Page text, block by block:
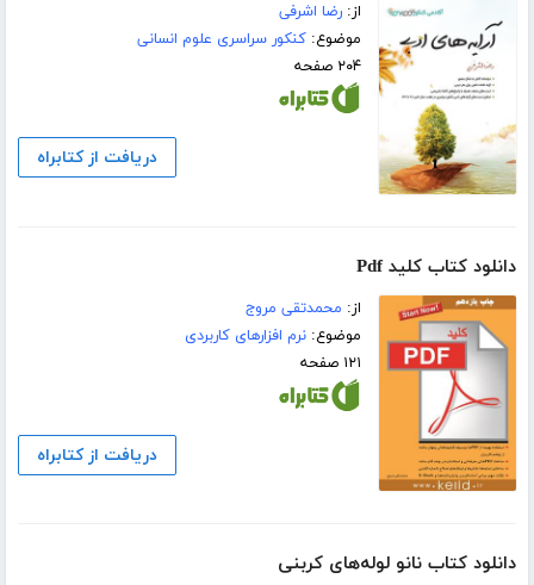
از:رضا اشرفی
موضوع:کنکور سراسری علوم انسانی
۲۰۴ صفحه
دریافت از کتابراه
دانلود کتاب کلید Pdf
از: محمدتقی مروج
موضوع:نرم افزارهای کاربردی
۱۲۱ صفحه
دریافت از کتابراه
دانلود کتاب نانو لوله‌های کربنی